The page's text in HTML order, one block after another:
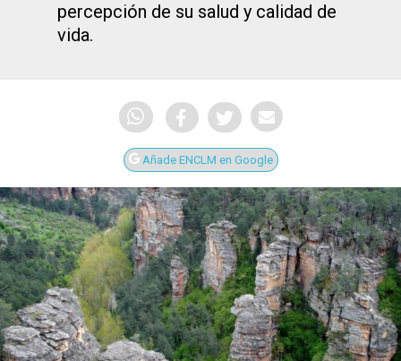
percepción de su salud y calidad de
vida.
Añade ENCLM en Google